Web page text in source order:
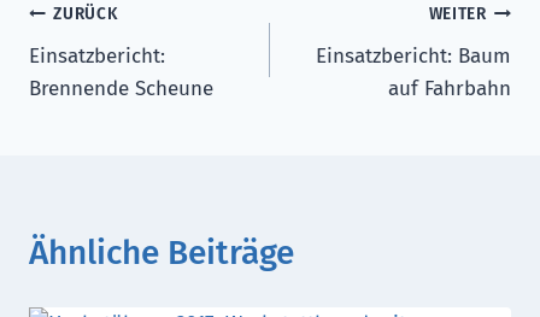
Beitragsnavigation
ZURÜCK
Einsatzbericht:
Brennende Scheune
WEITER
Einsatzbericht: Baum
auf Fahrbahn
Ähnliche Beiträge